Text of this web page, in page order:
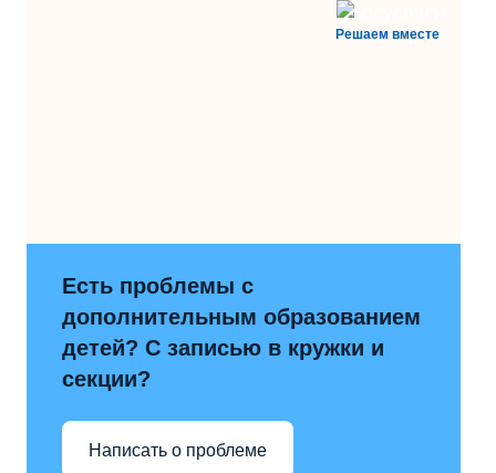
Решаем вместе
Есть проблемы с
дополнительным образованием
детей? С записью в кружки и
секции?
Написать о проблеме